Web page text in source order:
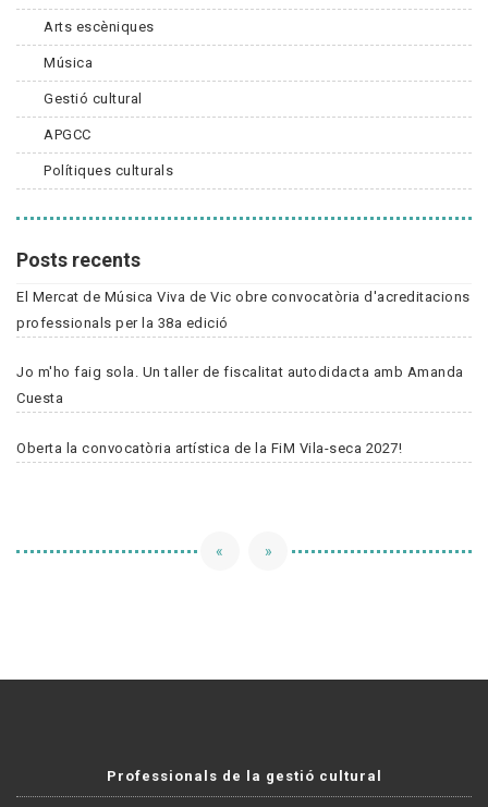
Arts escèniques
Música
Gestió cultural
APGCC
Polítiques culturals
Posts recents
El Mercat de Música Viva de Vic obre convocatòria d'acreditacions
professionals per la 38a edició
Jo m'ho faig sola. Un taller de fiscalitat autodidacta amb Amanda
Cuesta
Oberta la convocatòria artística de la FiM Vila-seca 2027!
« »
Professionals de la gestió cultural